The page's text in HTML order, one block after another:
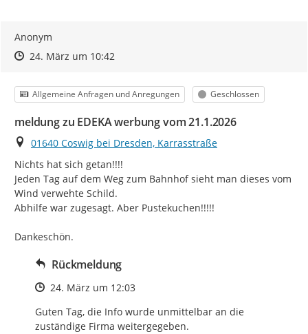
Anonym
Zeitpunkt des Erstellens
Zeitpunkt des Erstellens
24. März um 10:42Zur Äußerung
Kategorie
Allgemeine Anfragen und Anregungen Status
Geschlossen
meldung zu EDEKA werbung vom 21.1.2026
Ort
01640 Coswig bei Dresden, Karrasstraße
Nichts hat sich getan!!!!
Jeden Tag auf dem Weg zum Bahnhof sieht man dieses vom
Wind verwehte Schild.
Abhilfe war zugesagt. Aber Pustekuchen!!!!!
Dankeschön.
Rückmeldung
Zeitpunkt des Erstellens
24. März um 12:03
Guten Tag, die Info wurde unmittelbar an die
zuständige Firma weitergegeben.